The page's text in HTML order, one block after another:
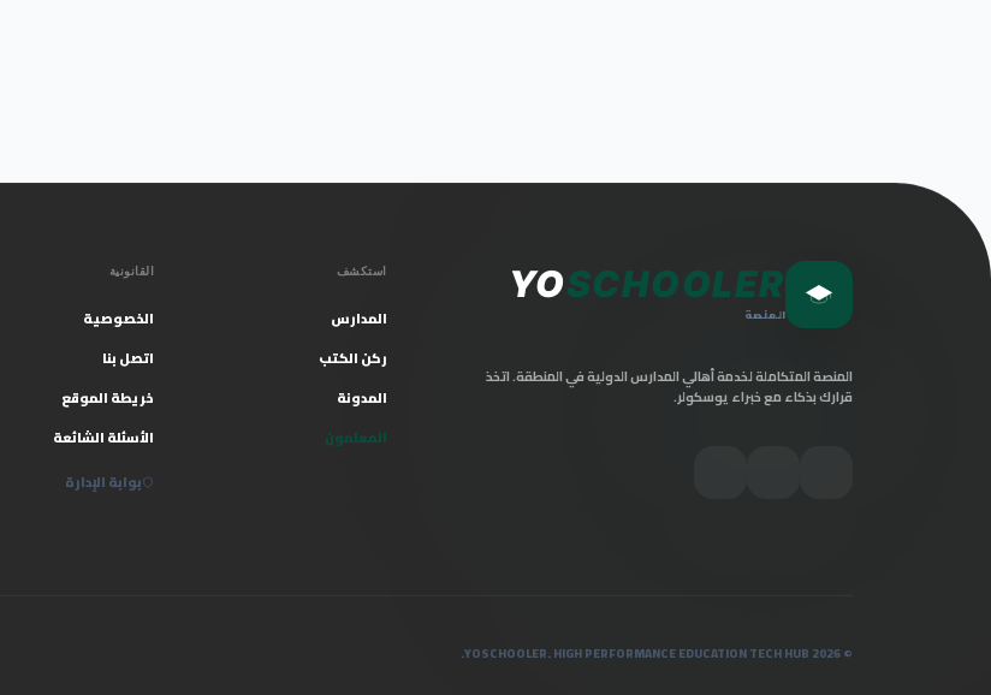
YOSCHOOLER
المنصة
المنصة المتكاملة لخدمة أهالي المدارس الدولية في المنطقة. اتخذ
قرارك بذكاء مع خبراء يوسكولر.
استكشف
المدارس
ركن الكتب
المدونة
المعلمون
القانونية
الخصوصية
اتصل بنا
خريطة الموقع
الأسئلة الشائعة
بوابة الإدارة
© 2026 YOSCHOOLER. HIGH PERFORMANCE EDUCATION TECH HUB.